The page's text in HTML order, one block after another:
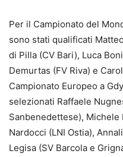
Per il Campionato del
sono stati qualificati
di Pilla (CV Bari), Luca
Demurtas (FV Riva) e
Campionato Europeo a
selezionati Raffaele
Sanbenedettese),
Nardocci (LNI Ostia),
Legisa (SV Barcola e